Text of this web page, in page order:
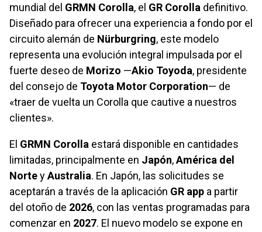
mundial del GRMN Corolla, el GR Corolla definitivo.
Diseñado para ofrecer una experiencia a fondo por el
circuito alemán de Nürburgring, este modelo
representa una evolución integral impulsada por el
fuerte deseo de Morizo —Akio Toyoda, presidente
del consejo de Toyota Motor Corporation— de
«traer de vuelta un Corolla que cautive a nuestros
clientes».
El GRMN Corolla estará disponible en cantidades
limitadas, principalmente en Japón,América del
NorteyAustralia. En Japón, las solicitudes se
aceptarán a través de la aplicación GR app a partir
del otoño de 2026, con las ventas programadas para
comenzar en 2027. El nuevo modelo se expone en